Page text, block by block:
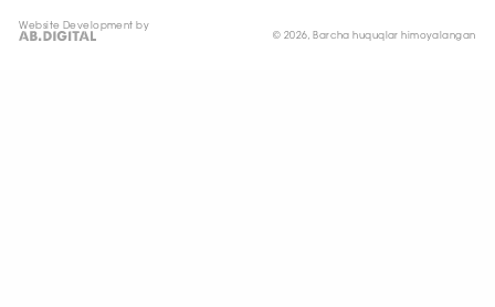
Website Development by
© 2026, Barcha huquqlar himoyalangan